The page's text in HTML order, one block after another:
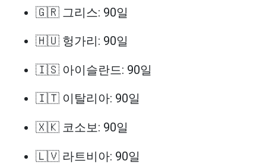
🇬🇷 그리스: 90일
🇭🇺 헝가리: 90일
🇮🇸 아이슬란드: 90일
🇮🇹 이탈리아: 90일
🇽🇰 코소보: 90일
🇱🇻 라트비아: 90일